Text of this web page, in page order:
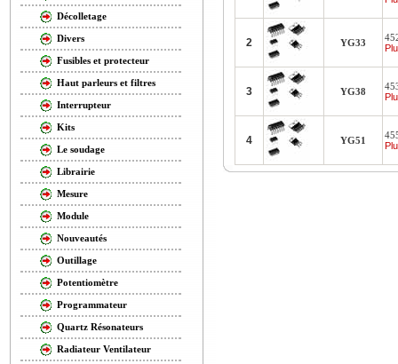
Décolletage
Divers
Fusibles et protecteur
Haut parleurs et filtres
Interrupteur
Kits
Le soudage
Librairie
Mesure
Module
Nouveautés
Outillage
Potentiomètre
Programmateur
Quartz Résonateurs
Radiateur Ventilateur
2 YG33
3 YG38
4 YG51